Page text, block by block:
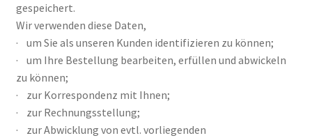
gespeichert.
Wir verwenden diese Daten,
· um Sie als unseren Kunden identifizieren zu können;
· um Ihre Bestellung bearbeiten, erfüllen und abwickeln
zu können;
· zur Korrespondenz mit Ihnen;
· zur Rechnungsstellung;
· zur Abwicklung von evtl. vorliegenden